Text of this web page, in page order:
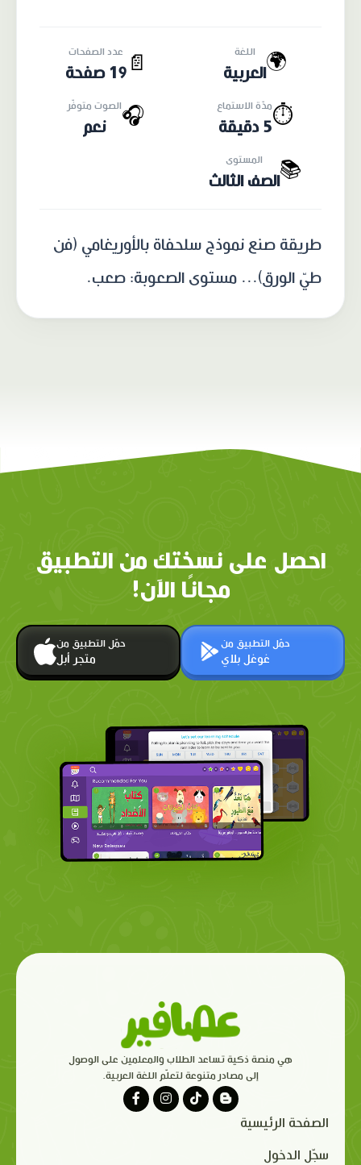
🌍 اللغة
العربية 📄
عدد الصفحات
19 صفحة
⏱️مدّة الاستماع
5 دقيقة
🎧الصوت متوفّر
نعم
📚 المستوى
الصف الثالث
طريقة صنع نموذج سلحفاة بالأوريغامي (فن
طيّ الورق)... مستوى الصعوبة: صعب.
احصل على نسختك من التطبيق
مجانًا الآن!
حمّل التطبيق من
متجر أبل
حمّل التطبيق من
غوغل بلاي
هي منصة ذكية تساعد الطلاب والمعلمين على الوصول
إلى مصادر متنوعة لتعلّم اللغة العربية.
الصفحة الرئيسية
سجّل الدخول